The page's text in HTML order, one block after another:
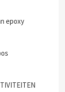
epoxy